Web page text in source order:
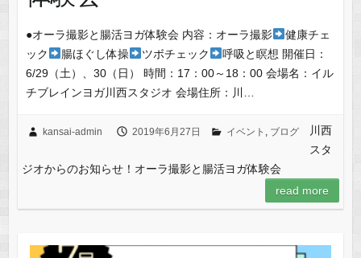
●オーラ撮影と腸活ヨガ体験会 内容：オーラ撮影
健康チェ
ック
腸ほぐし体操 ツボチェック
呼吸と瞑想 開催日：
6/29（土）、30（日） 時間：17：00～18：00 会場名：イル
チブレインヨガ川西スタジオ 会場住所：川…
kansai-admin 2019年6月27日 イベント ブログ
川西
スタ
ジオからのお知らせ！オーラ撮影と腸活ヨガ体験会
read more